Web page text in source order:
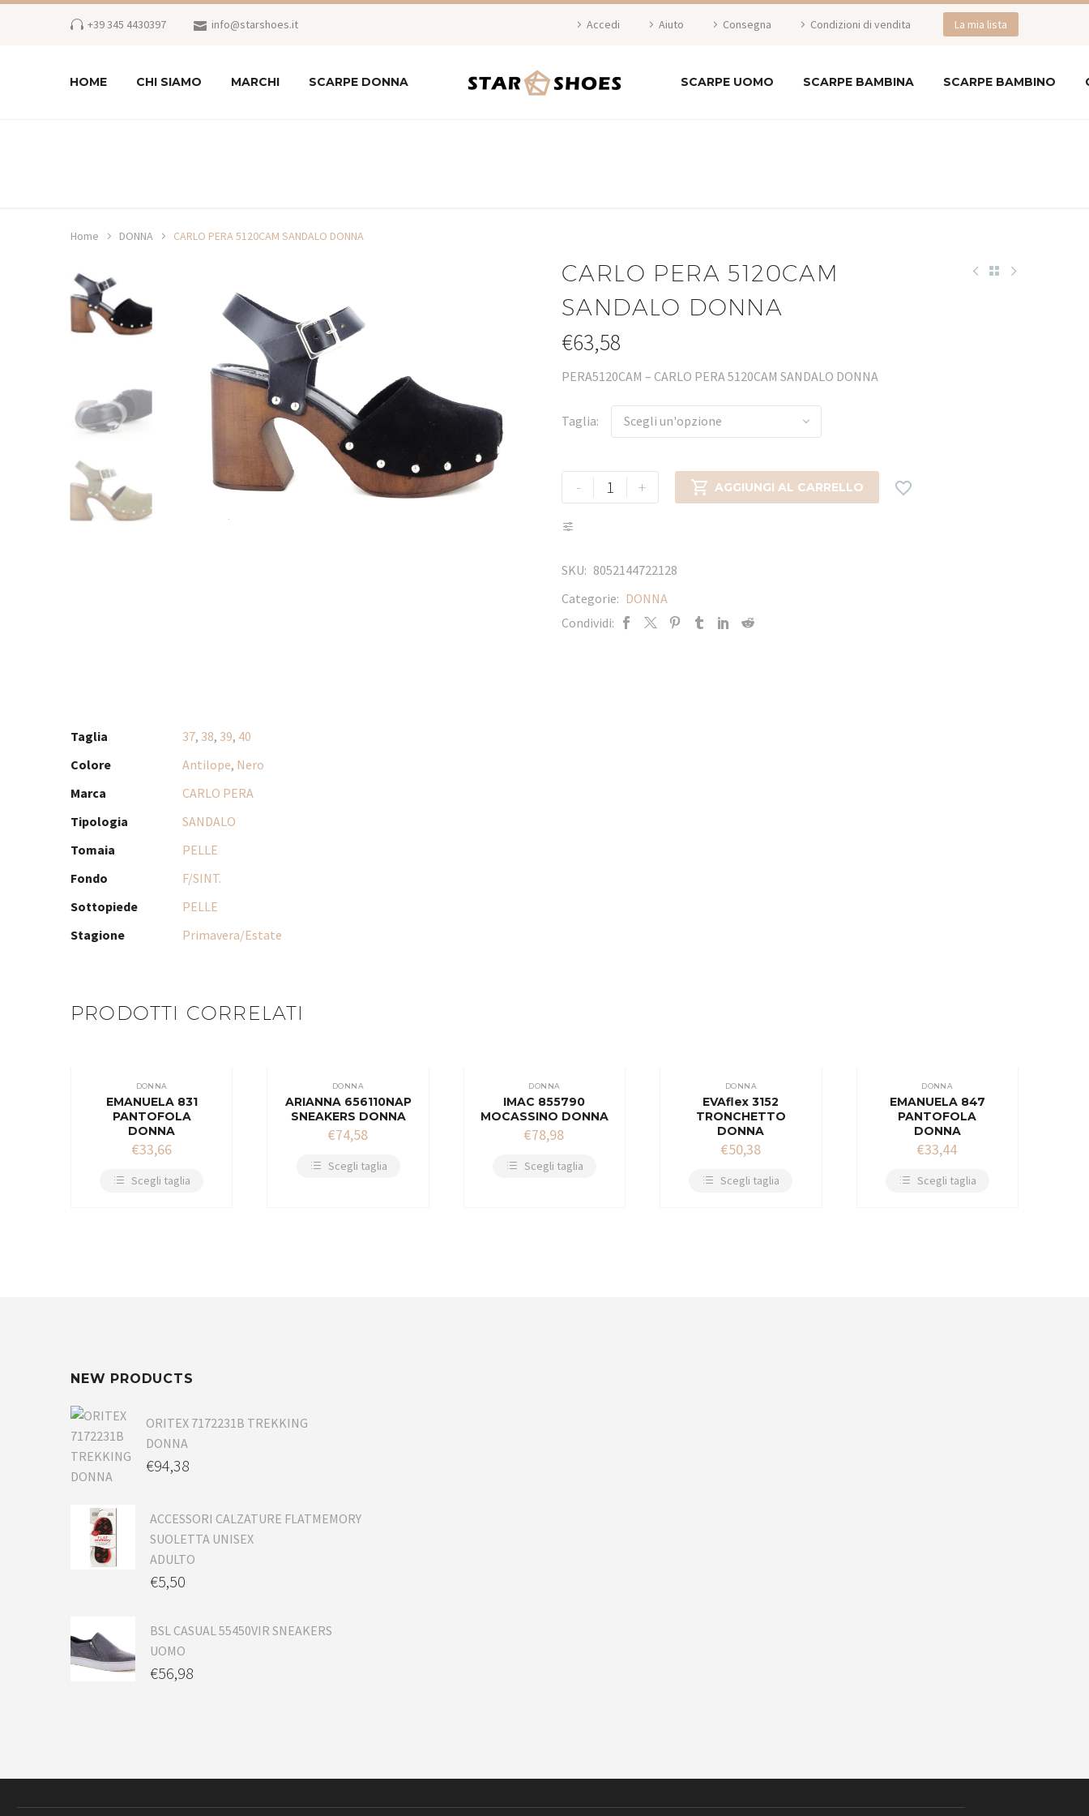
+39 345 4430397 info@starshoes.it Accedi Aiuto Consegna Condizioni di vendita La mia lista
HOME CHI SIAMO MARCHI SCARPE DONNA SCARPE UOMO SCARPE BAMBINA SCARPE BAMBINO
Home DONNA CARLO PERA 5120CAM SANDALO DONNA
CARLO PERA 5120CAM
SANDALO DONNA
€63,58
PERA5120CAM – CARLO PERA 5120CAM SANDALO DONNA
Taglia Scegli un'opzione
- +  AGGIUNGI AL CARRELLO 
SKU: 8052144722128
Categorie: DONNA
Condividi:
Taglia 37, 38, 39, 40
Colore
Antilope, Nero
Marca
CARLO PERA
Tipologia
SANDALO
Tomaia
PELLE
Fondo
F/SINT.
Sottopiede
PELLE
Stagione
Primavera/Estate
PRODOTTI CORRELATI
DONNA
EMANUELA 831
PANTOFOLA
DONNA
€33,66
Scegli taglia
DONNA
ARIANNA 656110NAP
SNEAKERS DONNA
€74,58
Scegli taglia
DONNA
IMAC 855790
MOCASSINO DONNA
€78,98
Scegli taglia
DONNA
EVAflex 3152
TRONCHETTO
DONNA
€50,38
Scegli taglia
DONNA
EMANUELA 847
PANTOFOLA
DONNA
€33,44
Scegli taglia
NEW PRODUCTS
ORITEX 7172231B TREKKING
DONNA
€94,38
ACCESSORI CALZATURE FLATMEMORY
SUOLETTA UNISEX
ADULTO
€5,50
BSL CASUAL 55450VIR SNEAKERS
UOMO
€56,98